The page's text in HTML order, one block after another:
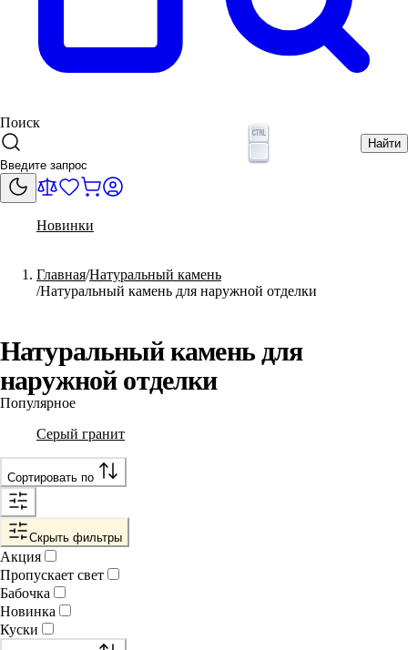
Поиск
Найти
Новинки
Главная Натуральный камень
Натуральный камень для наружной отделки
Натуральный камень для
наружной отделки
Популярное
Серый гранит
Сортировать по
Скрыть фильтры
Акция
Пропускает свет
Бабочка
Новинка
Куски